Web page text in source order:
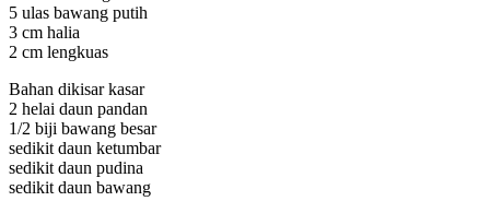
5 ulas bawang putih
3 cm halia
2 cm lengkuas
Bahan dikisar kasar
2 helai daun pandan
1/2 biji bawang besar
sedikit daun ketumbar
sedikit daun pudina
sedikit daun bawang